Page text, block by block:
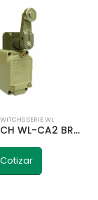
SERIE WL
LIMIT SWITCH WL-CA2 BRAZO CON RUEDA TELETRIC
Cotizar